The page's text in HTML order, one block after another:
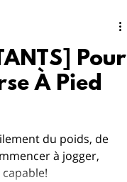
Pour
À Pied
du poids, de
à jogger,
capable!